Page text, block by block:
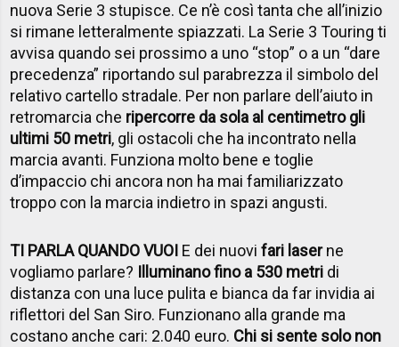
nuova Serie 3 stupisce. Ce n’è così tanta che all’inizio
si rimane letteralmente spiazzati. La Serie 3 Touring ti
avvisa quando sei prossimo a uno “stop” o a un “dare
precedenza” riportando sul parabrezza il simbolo del
relativo cartello stradale. Per non parlare dell’aiuto in
retromarcia che ripercorre da sola al centimetro gli
ultimi 50 metri, gli ostacoli che ha incontrato nella
marcia avanti. Funziona molto bene e toglie
d’impaccio chi ancora non ha mai familiarizzato
troppo con la marcia indietro in spazi angusti.
TI PARLA QUANDO VUOI E dei nuovifari laserne
vogliamo parlare? Illuminano fino a 530 metri di
distanza con una luce pulita e bianca da far invidia ai
riflettori del San Siro. Funzionano alla grande ma
costano anche cari: 2.040 euro. Chi si sente solo non